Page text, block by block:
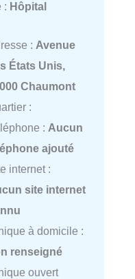
: Hôpital
: Avenue
États Unis,
Chaumont
:
: Aucun
ajouté
internet :
site internet
à domicile :
renseigné
ouvert